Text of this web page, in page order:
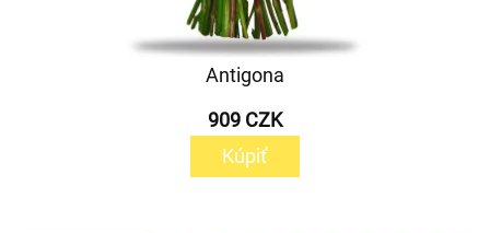
Antigona
909 CZK
Kúpiť